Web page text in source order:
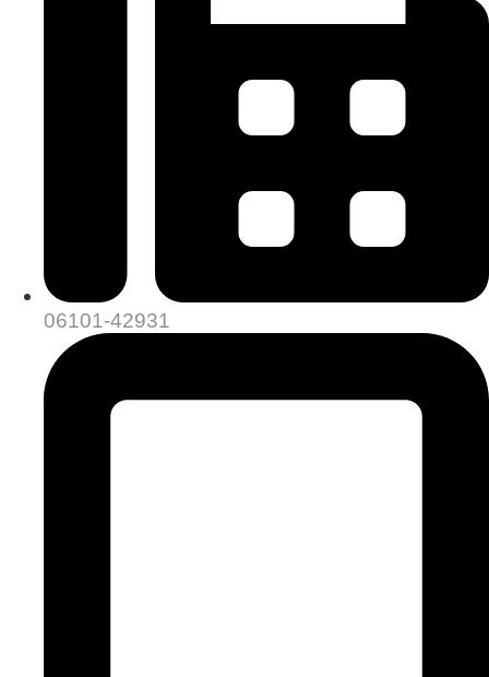
06101-42931